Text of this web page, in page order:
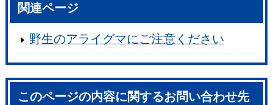
関連ページ
野生のアライグマにご注意ください
このページの内容に関するお問い合わせ先